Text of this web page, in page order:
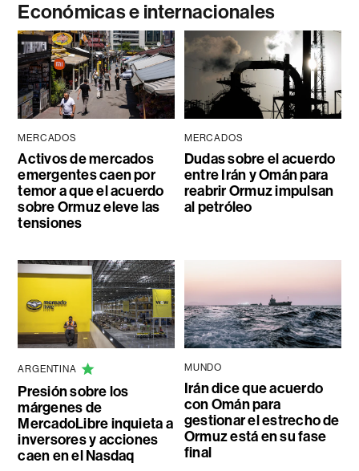
Económicas e internacionales
MERCADOS
Activos de mercados
emergentes caen por
temor a que el acuerdo
sobre Ormuz eleve las
tensiones
MERCADOS
Dudas sobre el acuerdo
entre Irán y Omán para
reabrir Ormuz impulsan
al petróleo
ARGENTINA
Presión sobre los
márgenes de
MercadoLibre inquieta a
inversores y acciones
caen en el Nasdaq
MUNDO
Irán dice que acuerdo
con Omán para
gestionar el estrecho de
Ormuz está en su fase
final